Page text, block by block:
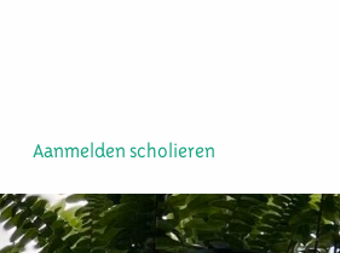
Aanmelden scholieren